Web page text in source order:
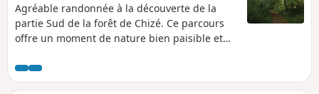
Agréable randonnée à la découverte de la
partie Sud de la forêt de Chizé. Ce parcours
offre un moment de nature bien paisible et
remarquables.